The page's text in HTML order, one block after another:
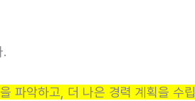
.
파악하고, 더 나은 경력 계획을 수립